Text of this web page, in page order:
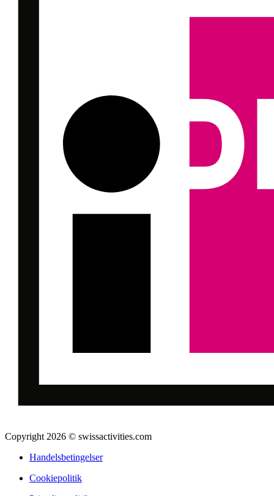
Copyright 2026 © swissactivities.com
Handelsbetingelser
Cookiepolitik